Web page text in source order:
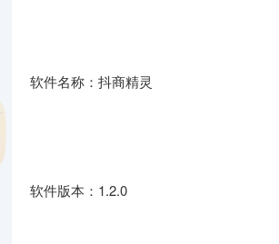
软件名称：抖商精灵
软件版本：1.2.0